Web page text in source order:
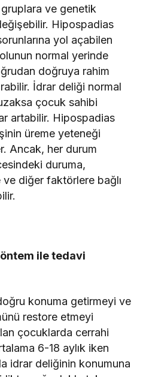
ve genetik
Hipospadias
yol açabilen
normal yerinde
doğruya rahim
İdrar deliği normal
çocuk sahibi
artabilir. Hipospadias
üreme yeteneği
Ancak, her durum
duruma,
diğer faktörlere bağlı
ile tedavi
konuma getirmeyi ve
restore etmeyi
çocuklarda cerrahi
6-18 aylık iken
idrar deliğinin konumuna